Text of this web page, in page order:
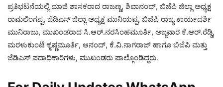
ಪ್ರತಿಭಟನೆಯಲ್ಲಿ ಮಾಜಿ ಶಾಸಕರಾದ ರಾಜಣ್ಣ, ಶಿವಾನಂದ್, ಬಿಜೆಪಿ ಜಿಲ್ಲಾ ಅಧ್ಯಕ್ಷ
ರಾಮಲಿಂಗಪ್ಪ, ಜೆಡಿಎಸ್ ಜಿಲ್ಲಾ ಅಧ್ಯಕ್ಷ ಮುನಿಯಪ್ಪ, ಬಿಜೆಪಿ ರಾಜ್ಯ ಕಾರ್ಯದರ್ಶಿ
ಮುನಿರಾಜು, ಮುಖಂಡರಾದ ಸಿ.ಆರ್.ನರಸಿಂಹಮೂರ್ತಿ, ಅಜ್ಜವಾರ ಕೆ.ಆರ್.ರೆಡ್ಡಿ,
ಮರಳುಕುಂಟೆ ಕೃಷ್ಣಮೂರ್ತಿ, ಆನಂದ್, ಕೆ.ವಿ.ನಾಗರಾಜ್ ಹಾಗೂ ಬಿಜೆಪಿ ಮತ್ತು
ಜೆಡಿಎಸ್ ಪದಾಧಿಕಾರಿಗಳು, ಮುಖಂಡರು ಪಾಲ್ಗೊಂಡಿದ್ದರು.